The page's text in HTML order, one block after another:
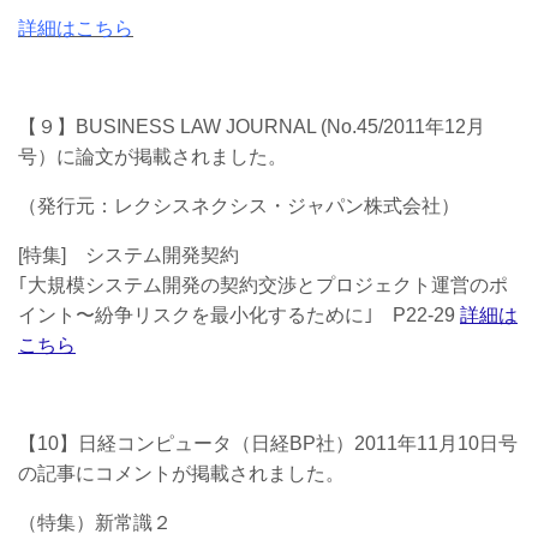
詳細はこちら
【９】BUSINESS LAW JOURNAL (No.45/2011年12月
号）に論文が掲載されました。
（発行元：レクシスネクシス・ジャパン株式会社）
[特集] システム開発契約
｢大規模システム開発の契約交渉とプロジェクト運営のポ
イント〜紛争リスクを最小化するために｣ P22-29 詳細は
こちら
【10】日経コンピュータ（日経BP社）2011年11月10日号
の記事にコメントが掲載されました。
（特集）新常識２